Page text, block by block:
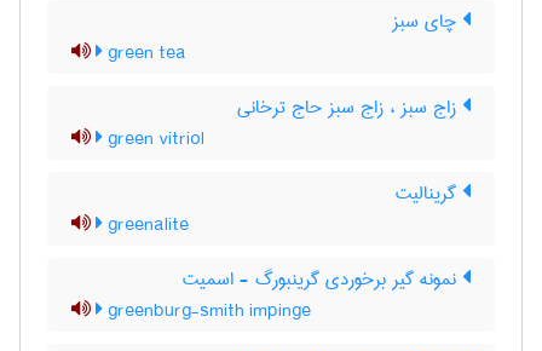
چای سبز
green tea
زاج سبز ، زاج سبز حاج ترخانی
green vitriol
گرینالیت
greenalite
نمونه گیر برخوردی گرینبورگ - اسمیت
greenburg-smith impinge